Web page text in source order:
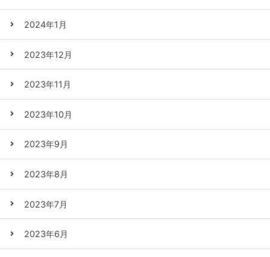
2024年1月
2023年12月
2023年11月
2023年10月
2023年9月
2023年8月
2023年7月
2023年6月